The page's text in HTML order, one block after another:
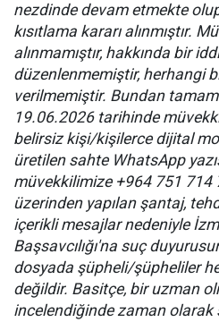
nezdinde devam etmekte
kısıtlama kararı alınmıştır.
alınmamıştır, hakkında bir
düzenlenmemiştir, herhangi
verilmemiştir. Bundan
19.06.2026 tarihinde
belirsiz kişi/kişilerce dijital
üretilen sahte WhatsApp
müvekkilimize +964 751 714
üzerinden yapılan şantaj,
içerikli mesajlar nedeniyle
Başsavcılığı'na suç
dosyada şüpheli/şüpheliler
değildir. Basitçe, bir uzman
incelendiğinde zaman olarak